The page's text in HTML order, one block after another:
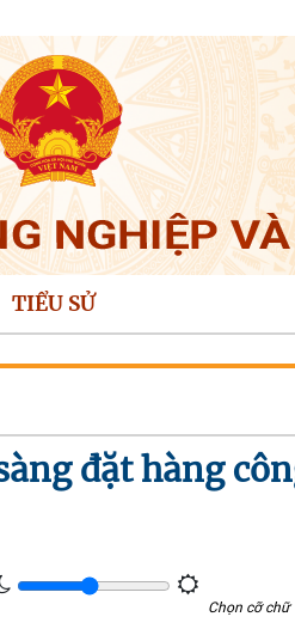
TIỂU SỬ
đặt hàng
Chọn cỡ chữ